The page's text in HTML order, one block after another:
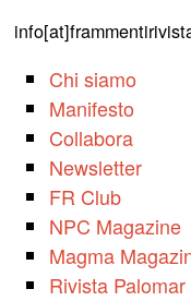
Chi siamo
Manifesto
Collabora
Newsletter
FR Club
NPC Magazine
Magma
Rivista Palomar